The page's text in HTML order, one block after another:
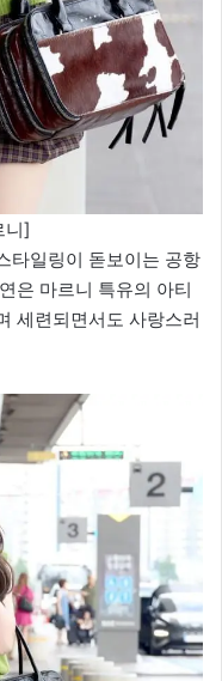
니]
타일링이 돋보이는 공항
은 마르니 특유의 아티
세련되면서도 사랑스러